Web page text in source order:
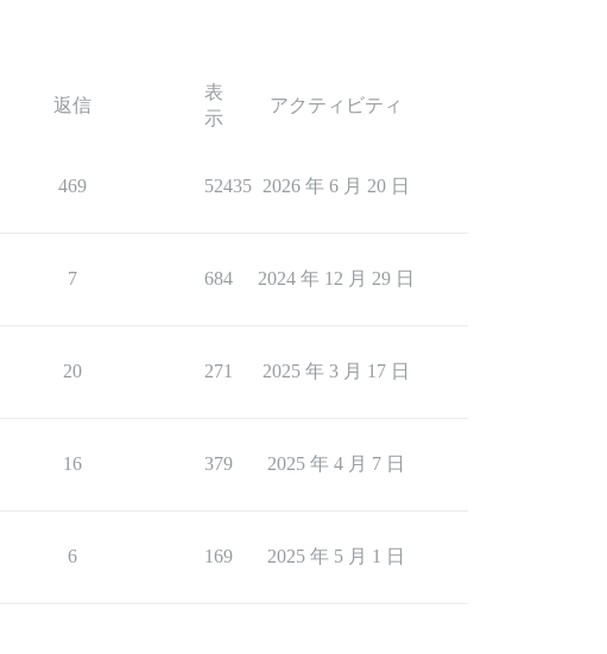
返信
表
示
アクティビティ
469 52435 2026 年 6 月 20 日
7 684 2024 年 12 月 29 日
20 271 2025 年 3 月 17 日
16 379 2025 年 4 月 7 日
6 169 2025 年 5 月 1 日